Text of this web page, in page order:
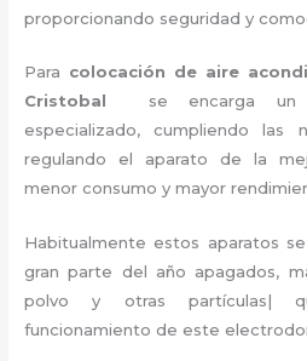
proporcionando seguridad y
Para colocación de aire
Cristobal
se encarga un
especializado, cumpliendo las
regulando el aparato de la
menor consumo y mayor
Habitualmente estos aparatos
gran parte del año apagados,
polvo y otras partículas|
funcionamiento de este